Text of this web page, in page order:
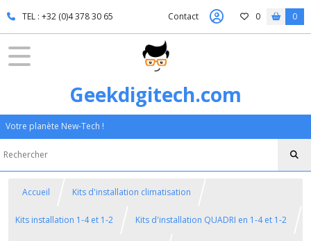
TEL : +32 (0)4 378 30 65 Contact 0 0
Geekdigitech.com
Votre planète New-Tech !
Accueil Kits d'installation climatisation
Kits installation 1-4 et 1-2 Kits d'installation QUADRI en 1-4 et 1-2